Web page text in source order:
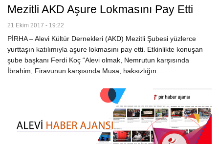
Mezitli AKD Aşure Lokmasını Pay Etti
21 Ekim 2017 - 19:22
PİRHA – Alevi Kültür Dernekleri (AKD) Mezitli Şubesi yüzlerce
yurttaşın katılımıyla aşure lokmasını pay etti. Etkinlikte konuşan
şube başkanı Ferdi Koç “Alevi olmak, Nemrutun karşısında
İbrahim, Firavunun karşısında Musa, haksızlığın…